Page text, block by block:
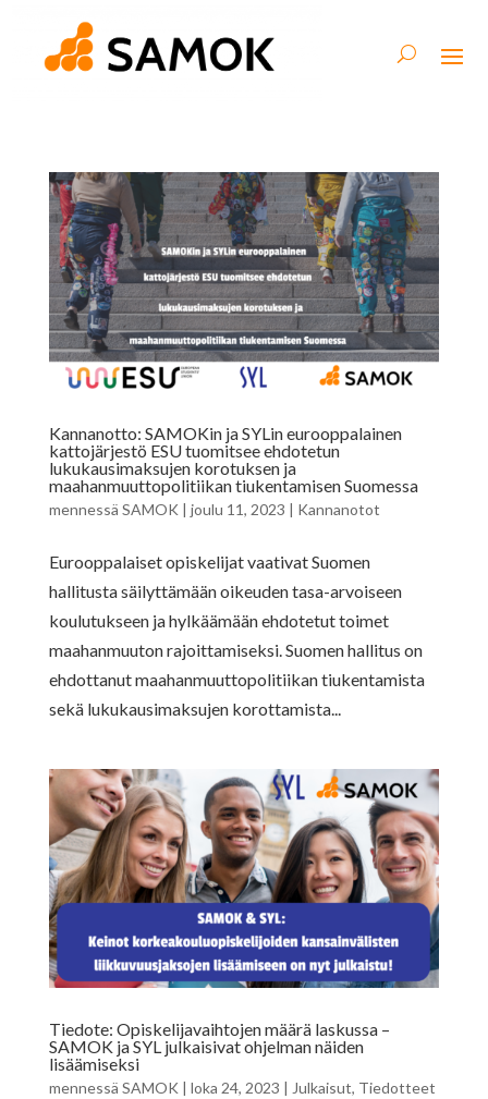
Kannanotto: SAMOKin ja SYLin eurooppalainen
kattojärjestö ESU tuomitsee ehdotetun
lukukausimaksujen korotuksen ja
maahanmuuttopolitiikan tiukentamisen Suomessa
mennessä SAMOK | joulu 11, 2023 | Kannanotot
Eurooppalaiset opiskelijat vaativat Suomen
hallitusta säilyttämään oikeuden tasa-arvoiseen
koulutukseen ja hylkäämään ehdotetut toimet
maahanmuuton rajoittamiseksi. Suomen hallitus on
ehdottanut maahanmuuttopolitiikan tiukentamista
sekä lukukausimaksujen korottamista...
Tiedote: Opiskelijavaihtojen määrä laskussa –
SAMOK ja SYL julkaisivat ohjelman näiden
lisäämiseksi
mennessä SAMOK | loka 24, 2023 | Julkaisut, Tiedotteet